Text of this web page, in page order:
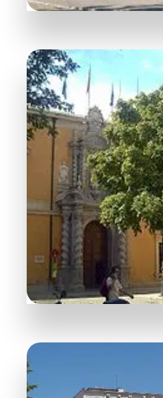
Cartuja
MÁS HABITACIONES
Centro